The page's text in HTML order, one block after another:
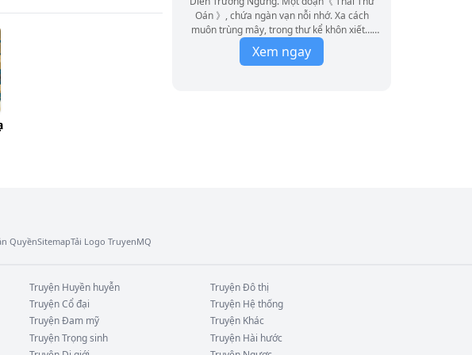
- Lan Lăng.
Oán 》, chứa ngàn vạn nỗi nhớ. Xa cách
muôn trùng mây, trong thư kể khôn xiết…
“Diệp hạ Động Đình sơ, Tư quân vạn lý dư. Lộ
nùng hương bị lãnh, Nguyệt lạc cẩm bình hư.Xem ngay
QuyềnSitemapTải Logo TruyenMQ
Truyện Huyền huyễn TruyệnĐô thị
TruyệnCổ đại Truyện Hệ thống
TruyệnĐam mỹ Truyện Khác
TruyệnTrọng sinh Truyện Hài hước